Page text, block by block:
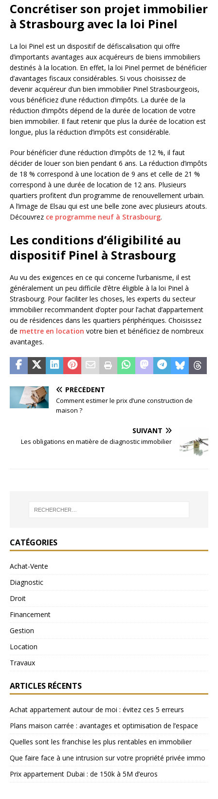
Concrétiser son projet immobilier
à Strasbourg avec la loi Pinel
La loi Pinel est un dispositif de défiscalisation qui offre
d’importants avantages aux acquéreurs de biens immobiliers
destinés à la location. En effet, la loi Pinel permet de bénéficier
d’avantages fiscaux considérables. Si vous choisissez de
devenir acquéreur d’un bien immobilier Pinel Strasbourgeois,
vous bénéficiez d’une réduction d’impôts. La durée de la
réduction d’impôts dépend de la durée de location de votre
bien immobilier. Il faut retenir que plus la durée de location est
longue, plus la réduction d’impôts est considérable.
Pour bénéficier d’une réduction d’impôts de 12 %, il faut
décider de louer son bien pendant 6 ans. La réduction d’impôts
de 18 % correspond à une location de 9 ans et celle de 21 %
correspond à une durée de location de 12 ans. Plusieurs
quartiers profitent d’un programme de renouvellement urbain.
A l’image de Elsau qui est une belle zone avec plusieurs atouts.
Découvrez ce programme neuf à Strasbourg.
Les conditions d’éligibilité au
dispositif Pinel à Strasbourg
Au vu des exigences en ce qui concerne l’urbanisme, il est
généralement un peu difficile d’être éligible à la loi Pinel à
Strasbourg. Pour faciliter les choses, les experts du secteur
immobilier recommandent d’opter pour l’achat d’appartement
ou de résidences dans les quartiers périphériques. Choisissez
de mettre en location votre bien et bénéficiez de nombreux
avantages.
PRÉCÉDENT
Comment estimer le prix d’une construction de
maison ?
SUIVANT
Les obligations en matière de diagnostic immobilier
CATÉGORIES
Achat-Vente
Diagnostic
Droit
Financement
Gestion
Location
Travaux
ARTICLES RÉCENTS
Achat appartement autour de moi : évitez ces 5 erreurs
Plans maison carrée : avantages et optimisation de l’espace
Quelles sont les franchise les plus rentables en immobilier
Que faire face à une intrusion sur votre propriété privée immo
Prix appartement Dubai : de 150k à 5M d’euros